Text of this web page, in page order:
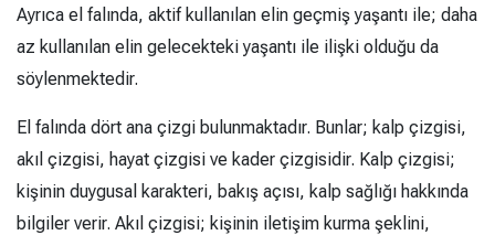
Ayrıca el falında, aktif kullanılan elin geçmiş yaşantı ile; daha
az kullanılan elin gelecekteki yaşantı ile ilişki olduğu da
söylenmektedir.
El falında dört ana çizgi bulunmaktadır. Bunlar; kalp çizgisi,
akıl çizgisi, hayat çizgisi ve kader çizgisidir. Kalp çizgisi;
kişinin duygusal karakteri, bakış açısı, kalp sağlığı hakkında
bilgiler verir. Akıl çizgisi; kişinin iletişim kurma şeklini,